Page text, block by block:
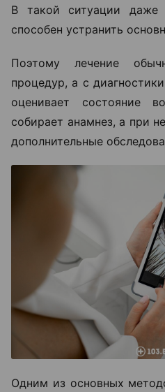
В такой ситуации даже
способен устранить
Поэтому лечение
процедур, а с
оценивает состояние
собирает анамнез, а при
дополнительные
Одним из основных